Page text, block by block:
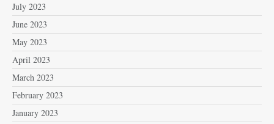
July 2023
June 2023
May 2023
April 2023
March 2023
February 2023
January 2023